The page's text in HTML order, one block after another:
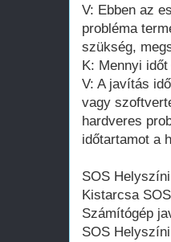
V: Ebben az
probléma
szükség,
K: Mennyi
V: A javítás
vagy
hardveres
időtartamot a
SOS
Kistarcsa
Számítógép
SOS